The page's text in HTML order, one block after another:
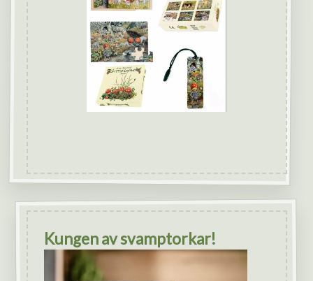
Kungen av svamptorkar!